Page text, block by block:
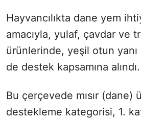
Hayvancılıkta dane yem
amacıyla, yulaf, çavdar ve
ürünlerinde, yeşil otun yanı
de destek kapsamına alındı.
Bu çerçevede mısır (dane)
destekleme kategorisi, 1.